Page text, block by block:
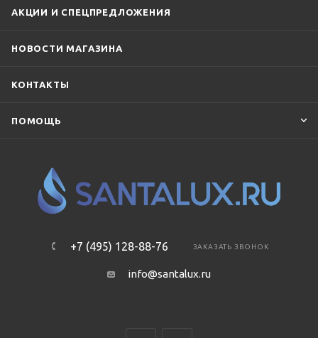
АКЦИИ И СПЕЦПРЕДЛОЖЕНИЯ
НОВОСТИ МАГАЗИНА
КОНТАКТЫ
ПОМОЩЬ
+7 (495) 128-88-76 ЗАКАЗАТЬ ЗВОНОК
info@santalux.ru